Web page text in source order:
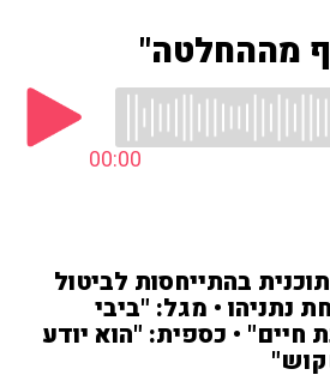
מההחלטה"
00:00
בהתייחסות לביטול
• מגל: "ביבי
• כספית: "הוא יודע